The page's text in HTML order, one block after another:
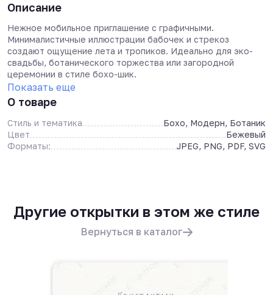
Описание
Нежное мобильное приглашение с графичными.
Минималистичные иллюстрации бабочек и стрекоз
создают ощущение лета и тропиков. Идеально для эко-
свадьбы, ботанического торжества или загородной
церемонии в стиле бохо-шик.
Показать еще
О товаре
Стиль и тематика
Бохо, Модерн, Ботаник
Цвет
Бежевый
Форматы:
JPEG, PNG, PDF, SVG
Другие открытки в этом же стиле
Вернуться в каталог